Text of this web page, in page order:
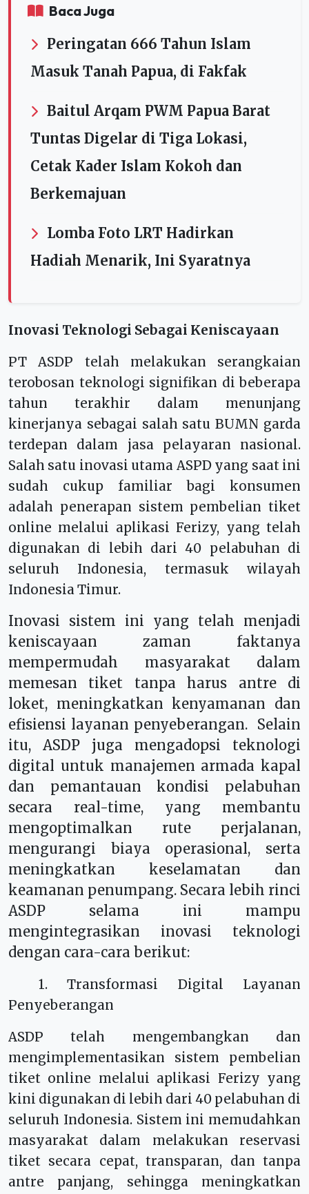
Baca Juga
Peringatan 666 Tahun Islam
Masuk Tanah Papua, di Fakfak
Baitul Arqam PWM Papua Barat
Tuntas Digelar di Tiga Lokasi,
Cetak Kader Islam Kokoh dan
Berkemajuan
Lomba Foto LRT Hadirkan
Hadiah Menarik, Ini Syaratnya
Inovasi Teknologi Sebagai Keniscayaan
PT ASDP telah melakukan serangkaian
terobosan teknologi signifikan di beberapa
tahun terakhir dalam menunjang
kinerjanya sebagai salah satu BUMN garda
terdepan dalam jasa pelayaran nasional.
Salah satu inovasi utama ASPD yang saat ini
sudah cukup familiar bagi konsumen
adalah penerapan sistem pembelian tiket
online melalui aplikasi Ferizy, yang telah
digunakan di lebih dari 40 pelabuhan di
seluruh Indonesia, termasuk wilayah
Indonesia Timur.
Inovasi sistem ini yang telah menjadi
keniscayaan zaman faktanya
mempermudah masyarakat dalam
memesan tiket tanpa harus antre di
loket, meningkatkan kenyamanan dan
efisiensi layanan penyeberangan. Selain
itu, ASDP juga mengadopsi teknologi
digital untuk manajemen armada kapal
dan pemantauan kondisi pelabuhan
secara real-time, yang membantu
mengoptimalkan rute perjalanan,
mengurangi biaya operasional, serta
meningkatkan keselamatan dan
keamanan penumpang. Secara lebih rinci
ASDP selama ini mampu
mengintegrasikan inovasi teknologi
dengan cara-cara berikut:
1. Transformasi Digital Layanan
Penyeberangan
ASDP telah mengembangkan dan
mengimplementasikan sistem pembelian
tiket online melalui aplikasi Ferizy yang
kini digunakan di lebih dari 40 pelabuhan di
seluruh Indonesia. Sistem ini memudahkan
masyarakat dalam melakukan reservasi
tiket secara cepat, transparan, dan tanpa
antre panjang, sehingga meningkatkan